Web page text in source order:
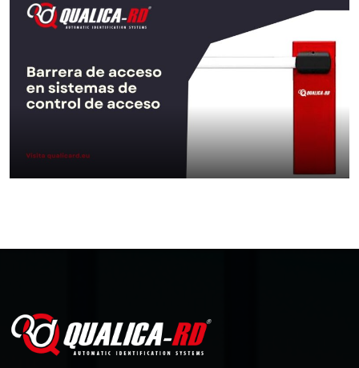
RGPD : Guide de…
Aller au Post